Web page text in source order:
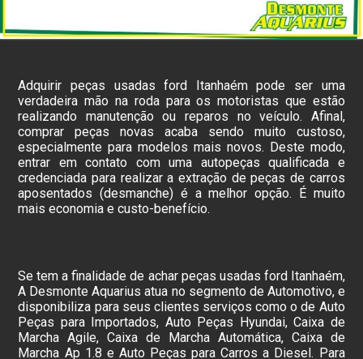
Adquirir peças usadas ford Itanhaém pode ser uma
verdadeira mão na roda para os motoristas que estão
realizando manutenção ou reparos no veículo. Afinal,
comprar peças novas acaba sendo muito custoso,
especialmente para modelos mais novos. Deste modo,
entrar em contato com uma autopeças qualificada e
credenciada para realizar a extração de peças de carros
aposentados (desmanche) é a melhor opção. É muito
mais economia e custo-benefício.
Se tem a finalidade de achar peças usadas ford Itanhaém,
A Desmonte Aquarius atua no segmento de Automotivo, e
disponibiliza para seus clientes serviços como o de Auto
Peças para Importados, Auto Peças Hyundai, Caixa de
Marcha Agile, Caixa de Marcha Automática, Caixa de
Marcha Ap 1.8 e Auto Peças para Carros a Diesel. Para